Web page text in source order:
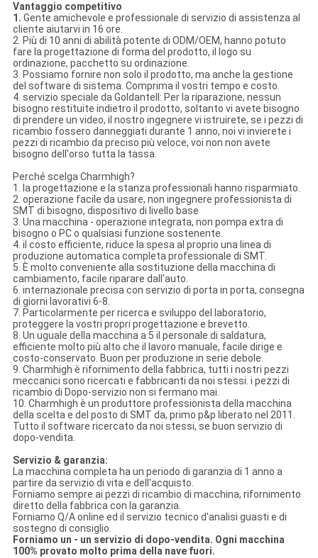
Vantaggio competitivo
1. Gente amichevole e professionale di servizio di assistenza al
cliente aiutarvi in 16 ore.
2. Più di 10 anni di abilità potente di ODM/OEM, hanno potuto
fare la progettazione di forma del prodotto, il logo su
ordinazione, pacchetto su ordinazione.
3. Possiamo fornire non solo il prodotto, ma anche la gestione
del software di sistema. Comprima il vostri tempo e costo.
4. servizio speciale da Goldantell: Per la riparazione, nessun
bisogno restituite indietro il prodotto, soltanto vi avete bisogno
di prendere un video, il nostro ingegnere vi istruirete, se i pezzi di
ricambio fossero danneggiati durante 1 anno, noi vi invierete i
pezzi di ricambio da preciso più veloce, voi non non avete
bisogno dell'orso tutta la tassa.
Perché scelga Charmhigh?
1. la progettazione e la stanza professionali hanno risparmiato.
2. operazione facile da usare, non ingegnere professionista di
SMT di bisogno, dispositivo di livello base
3. Una macchina - operazione integrata, non pompa extra di
bisogno o PC o qualsiasi funzione sostenente.
4. il costo efficiente, riduce la spesa al proprio una linea di
produzione automatica completa professionale di SMT.
5. È molto conveniente alla sostituzione della macchina di
cambiamento, facile riparare dall'auto.
6. internazionale precisa con servizio di porta in porta, consegna
di giorni lavorativi 6-8.
7. Particolarmente per ricerca e sviluppo del laboratorio,
proteggere la vostri propri progettazione e brevetto.
8. Un uguale della macchina a 5 il personale di saldatura,
efficiente molto più alto che il lavoro manuale, facile dirige e
costo-conservato. Buon per produzione in serie debole.
9. Charmhigh è rifornimento della fabbrica, tutti i nostri pezzi
meccanici sono ricercati e fabbricanti da noi stessi. i pezzi di
ricambio di Dopo-servizio non si fermano mai.
10. Charmhigh è un produttore professionista della macchina
della scelta e del posto di SMT da, primo p&p liberato nel 2011.
Tutto il software ricercato da noi stessi, se buon servizio di
dopo-vendita.
Servizio & garanzia:
La macchina completa ha un periodo di garanzia di 1 anno a
partire da servizio di vita e dell'acquisto.
Forniamo sempre ai pezzi di ricambio di macchina, rifornimento
diretto della fabbrica con la garanzia.
Forniamo Q/A online ed il servizio tecnico d'analisi guasti e di
sostegno di consiglio.
Forniamo un - un servizio di dopo-vendita. Ogni macchina
100% provato molto prima della nave fuori.